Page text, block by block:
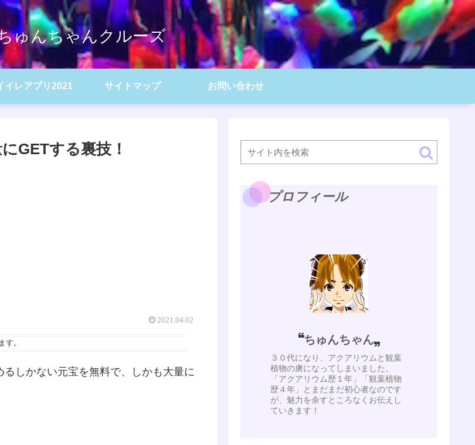
ゅんちゃんクルーズ
イレアプリ2021 サイトマップ お問い合わせ
GETする裏技！
2021.04.02
す。
しかない元宝を無料で、しかも大量に
プロフィール
ちゅんちゃん
３０代になり、アクアリウムと観葉
植物の虜になってしまいました。
「アクアリウム歴１年」「観葉植物
歴４年」とまだまだ初心者なのです
が、魅力を余すところなくお伝えし
ていきます！